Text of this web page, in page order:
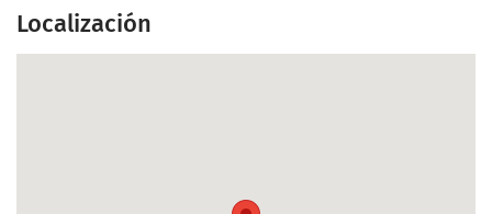
Localización